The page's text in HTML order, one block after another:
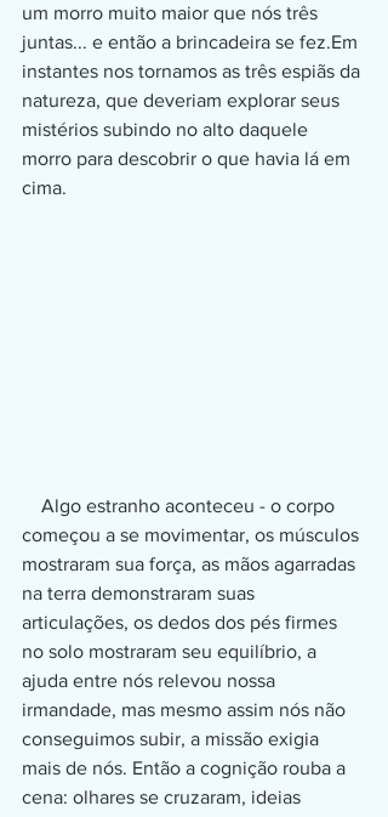
um morro muito maior que nós três
juntas... e então a brincadeira se fez.Em
instantes nos tornamos as três espiãs da
natureza, que deveriam explorar seus
mistérios subindo no alto daquele
morro para descobrir o que havia lá em
cima.
começou a se movimentar, os músculos
mostraram sua força, as mãos agarradas
na terra demonstraram suas
articulações, os dedos dos pés firmes
no solo mostraram seu equilíbrio, a
ajuda entre nós relevou nossa
irmandade, mas mesmo assim nós não
conseguimos subir, a missão exigia
mais de nós. Então a cognição rouba a
cena: olhares se cruzaram, ideias